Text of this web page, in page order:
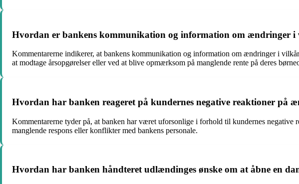
Hvordan er bankens kommunikation og information om ændringer i
Kommentarerne indikerer, at bankens kommunikation og information om ændringer i
at modtage årsopgørelser eller ved at blive opmærksom på manglende rente på deres
Hvordan har banken reageret på kundernes negative reaktioner på
Kommentarerne tyder på, at banken har været uforsonlige i forhold til kundernes
manglende respons eller konflikter med bankens personale.
Hvordan har banken håndteret udlændinges ønske om at åbne en